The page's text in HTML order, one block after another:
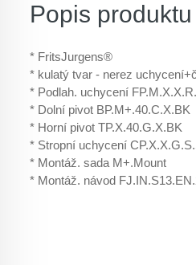
Popis produktu
* FritsJurgens®
* kulatý tvar - nerez
* Podlah. uchycení
* Dolní pivot BP.M+.40.C.X.BK
* Horní pivot TP.X.40.G.X.BK
* Stropní uchycení
* Montáž. sada M+.Mount
* Montáž. návod